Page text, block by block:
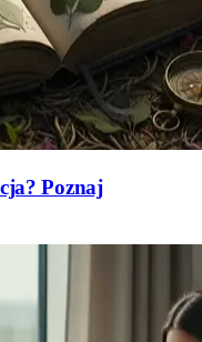
Poznaj